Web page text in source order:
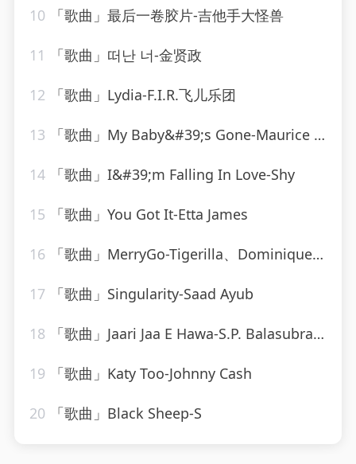
10 「歌曲」最后一卷胶片-吉他手大怪兽
11 「歌曲」떠난 너-金贤政
12 「歌曲」Lydia-F.I.R.飞儿乐团
13 「歌曲」My Baby&#39;s Gone-Maurice Williams、the zodiacs
14 「歌曲」I&#39;m Falling In Love-Shy
15 「歌曲」You Got It-Etta James
16 「歌曲」MerryGo-Tigerilla、Dominique Young Unique
17 「歌曲」Singularity-Saad Ayub
18 「歌曲」Jaari Jaa E Hawa-S.P. Balasubramaniam、Sonu Nigam、Dominic
19 「歌曲」Katy Too-Johnny Cash
20 「歌曲」Black Sheep-S